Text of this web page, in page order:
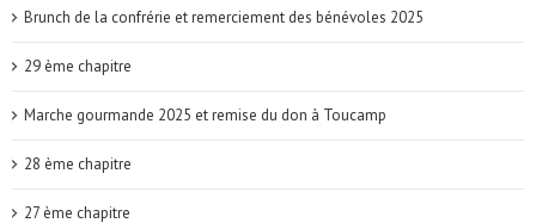
Brunch de la confrérie et remerciement des bénévoles 2025
29 ème chapitre
Marche gourmande 2025 et remise du don à Toucamp
28 ème chapitre
27 ème chapitre